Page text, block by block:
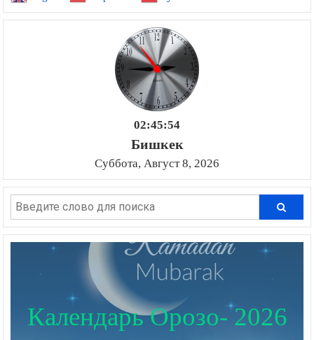
02:45:55
Бишкек
Суббота, Август 8, 2026
Календарь Орозо- 2026